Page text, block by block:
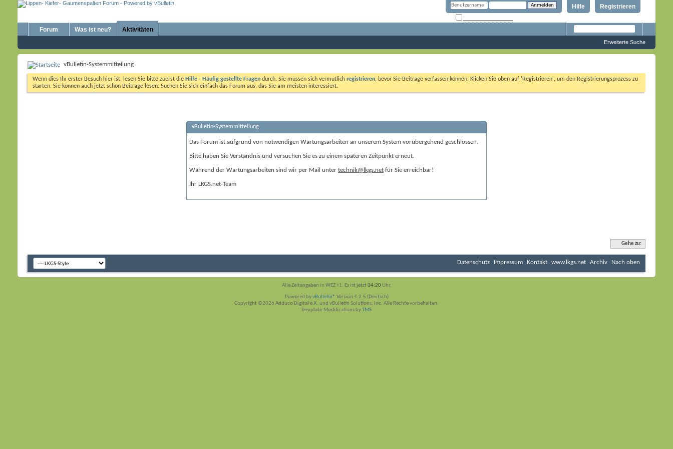
Registrieren
Hilfe
Forum Was ist neu? Aktivitäten
Erweiterte Suche
vBulletin-Systemmitteilung
Wenn dies Ihr erster Besuch hier ist, lesen Sie bitte zuerst die Hilfe - Häufig gestellte Fragen durch. Sie müssen sich vermutlich registrieren, bevor Sie Beiträge verfassen können. Klicken Sie oben auf 'Registrieren', um den Registrierungsprozess zu
starten. Sie können auch jetzt schon Beiträge lesen. Suchen Sie sich einfach das Forum aus, das Sie am meisten interessiert.
vBulletin-Systemmitteilung
Das Forum ist aufgrund von notwendigen Wartungsarbeiten an unserem System vorübergehend geschlossen.
Bitte haben Sie Verständnis und versuchen Sie es zu einem späteren Zeitpunkt erneut.
Während der Wartungsarbeiten sind wir per Mail unter technik@lkgs.net für Sie erreichbar!
Ihr LKGS.net-Team
Gehe zu:
Datenschutz Impressum Kontakt www.lkgs.net Archiv Nach oben
Alle Zeitangaben in WEZ +1. Es ist jetzt04:20Uhr.
Powered byvBulletin® Version 4.2.5 (Deutsch)
Copyright ©2026 Adduco Digital e.K. und vBulletin Solutions, Inc. Alle Rechte vorbehalten.
Template-Modifications byTMS